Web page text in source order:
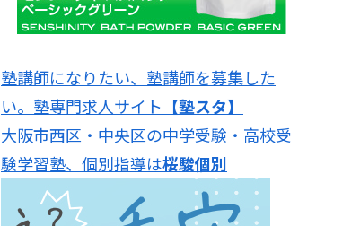
塾講師になりたい、塾講師を募集した
い。塾専門求人サイト 【塾スタ】
大阪市西区・中央区の中学受験・高校受
験学習塾、個別指導は桜駿個別